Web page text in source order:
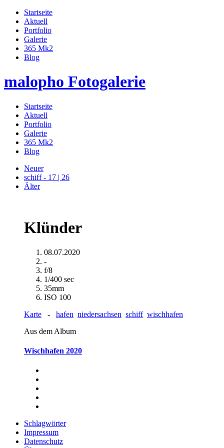
Startseite
Aktuell
Portfolio
Galerie
365 Mk2
Blog
malopho Fotogalerie
Startseite
Aktuell
Portfolio
Galerie
365 Mk2
Blog
Neuer
schiff - 17 | 26
Älter
Klünder
08.07.2020
-
f/8
1/400 sec
35mm
ISO 100
Karte - hafen niedersachsen schiff wischhafen
Aus dem Album
Wischhafen 2020
Schlagwörter
Impressum
Datenschutz